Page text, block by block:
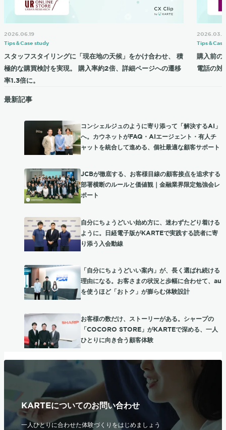
2026.06.19
Tips＆Case study
スタッフスタイリングに「現在地の天候」をかけ合わせ、 積
極的な購買検討を実現。 購入率約2倍、詳細ページへの遷移
率1.3倍に。
Tips＆
購入前の
電話の
最新記事
コンシェルジュのように寄り添って「解決するAI」
へ。カウネットがFAQ・AIエージェント・有人チ
ャットを統合して進める、個社最適な顧客サポート
JCBが徹底する、お客様目線の顧客接点を追求する
部署横断のルールと価値観｜金融業界限定勉強会レ
ポート
自分にちょうどいい始め方に、迷わずたどり着ける
ように。日経電子版がKARTEで実践する読者に寄
り添う入会動線
「自分にちょうどいい案内」が、長く選ばれ続ける
理由になる。お客さまの状況と歩幅に合わせて、au
を使うほど「おトク」が膨らむ体験設計
お客様の数だけ、ストーリーがある。シャープの
「COCORO STORE」がKARTEで深める、一人
ひとりに向き合う顧客体験
KARTEについてのお問い合わせ
一人ひとりに合わせた体験づくりをはじめましょう